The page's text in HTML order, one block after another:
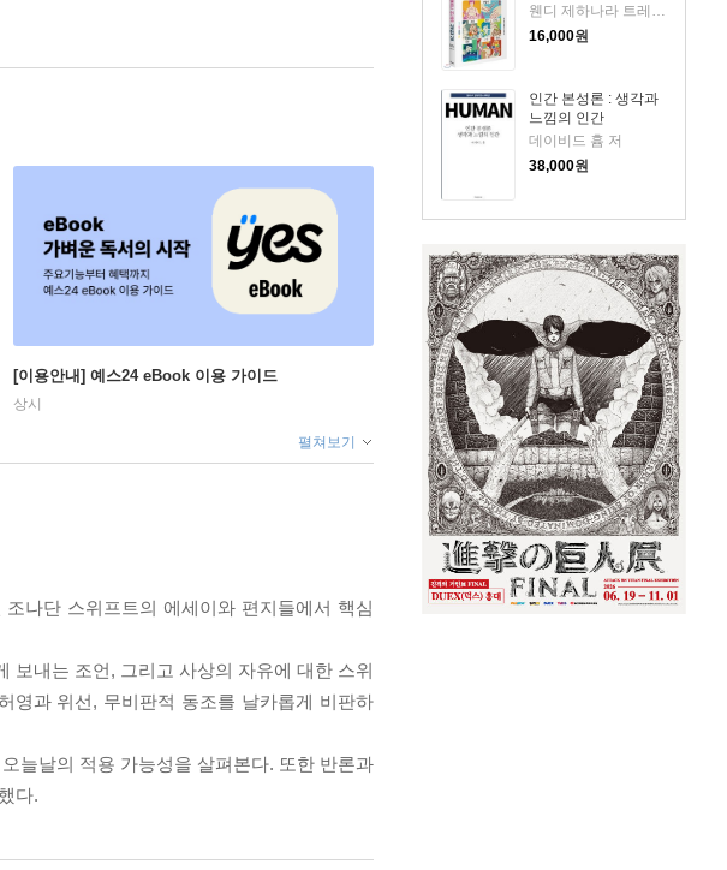
웬디 제하나라 트레메인 저/황근하 역
16,000원
인간 본성론 : 생각과
느낌의 인간
데이비드 흄 저
38,000원
[이용안내] 예스24 eBook 이용 가이드
상시
펼쳐보기
나단 스위프트의 에세이와 편지들에서 핵심
보내는 조언, 그리고 사상의 자유에 대한 스위
영과 위선, 무비판적 동조를 날카롭게 비판하
늘날의 적용 가능성을 살펴본다. 또한 반론과
다.